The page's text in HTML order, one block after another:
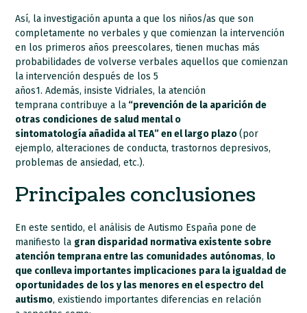
Así, la investigación apunta a que los niños/as que son
completamente no verbales y que comienzan la intervención
en los primeros años preescolares, tienen muchas más
probabilidades de volverse verbales aquellos que comienzan
la intervención después de los 5
años1. Además, insiste Vidriales, la atención
temprana contribuye a la “prevención de la aparición de
otras condiciones de salud mental o
sintomatología añadida al TEA” en el largo plazo(por
ejemplo, alteraciones de conducta, trastornos depresivos,
problemas de ansiedad, etc.).
Principales conclusiones
En este sentido, el análisis de Autismo España pone de
manifiesto la gran disparidad normativa existente sobre
atención temprana entre las comunidades autónomas, lo
que conlleva importantes implicaciones para la igualdad de
oportunidades de los y las menores en el espectro del
autismo, existiendo importantes diferencias en relación